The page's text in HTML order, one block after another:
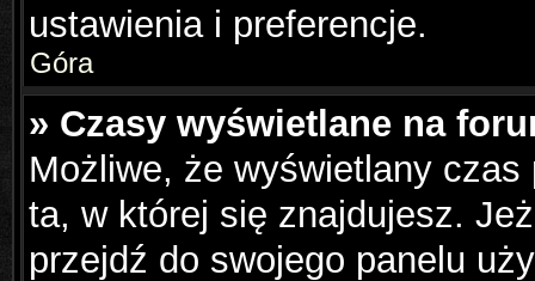
ustawienia i preferencje.
Góra
» Czasy wyświetlane na
Możliwe, że wyświetlany
ta, w której się znajdujesz.
przejdź do swojego panelu